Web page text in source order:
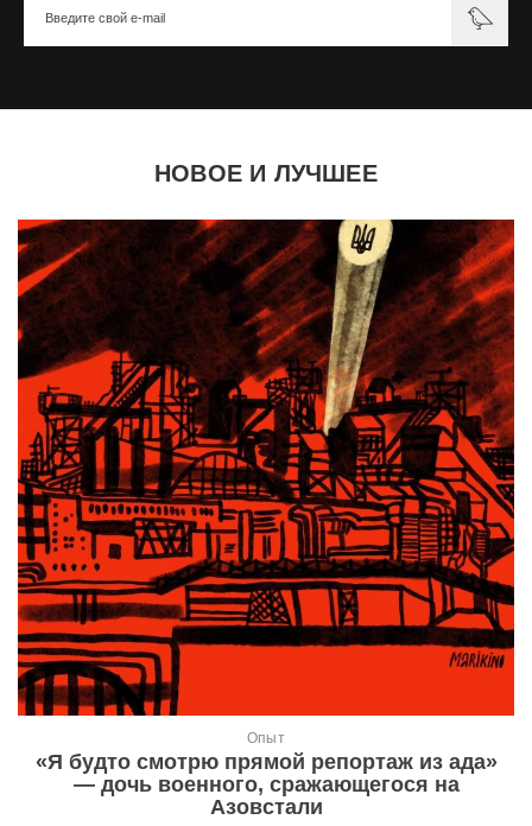
НОВОЕ И ЛУЧШЕЕ
Опыт
«Я будто смотрю прямой репортаж из ада»
— дочь военного, сражающегося на
Азовстали